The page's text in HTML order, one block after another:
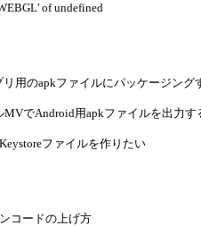
of undefined
用のapkファイルにパッケージング
でAndroid用apkファイルを出力す
ファイルを作りたい
コードの上げ方